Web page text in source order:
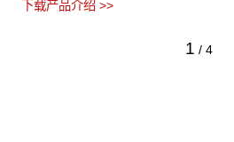
下载产品介绍 >>
1 / 4